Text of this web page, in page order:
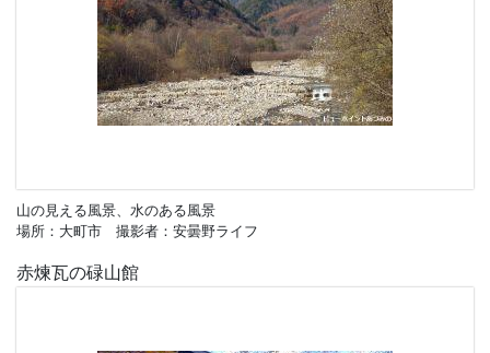
山の見える風景、水のある風景
場所：大町市 撮影者：安曇野ライフ
赤煉瓦の碌山館